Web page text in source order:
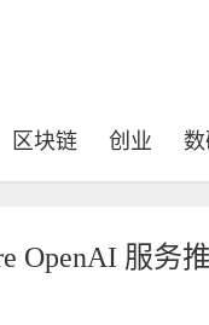
区块链 创业
OpenAI 服务